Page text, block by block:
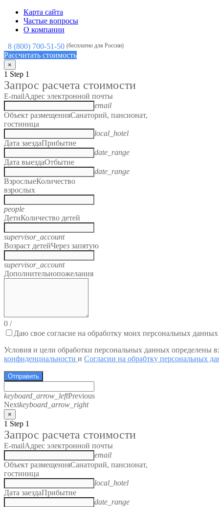
Карта сайта
Частые вопросы
О компании
8 (800) 700-51-50 (бесплатно для России)
Рассчитать стоимость
×
1 Step 1
Запрос расчета стоимости
E-mailАдрес электронной почты
email
Объект размещенияСанаторий, пансионат,
гостиница
local_hotel
Дата заездаПрибытие
date_range
Дата выездаОтбытие
date_range
ВзрослыеКоличество
взрослых
people
ДетиКоличество детей
supervisor_account
Возраст детейЧерез запятую
supervisor_account
Дополнительнопожелания
0 /
Даю свое согласие на обработку моих персональных данных
Условия и цели обработки персональных данных определены
конфиденциальности и Согласии на обрабтку персональных
Отправить
keyboard_arrow_leftPrevious
Nextkeyboard_arrow_right
×
1 Step 1
Запрос расчета стоимости
E-mailАдрес электронной почты
email
Объект размещенияСанаторий, пансионат,
гостиница
local_hotel
Дата заездаПрибытие
date_range